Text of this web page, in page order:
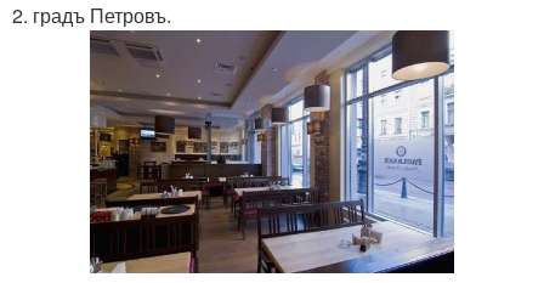
2. градъ Петровъ.